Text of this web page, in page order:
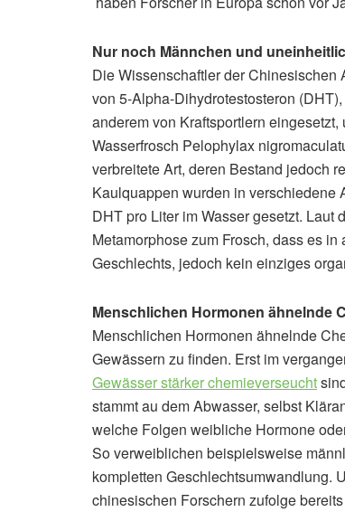
Nur noch Männchen und
Die Wissenschaftler der
von 5-Alpha-Dihydrotestosteron
anderem von Kraftsportlern
Wasserfrosch Pelophylax
verbreitete Art, deren Bestand jedoch
Kaulquappen wurden in verschiedene
DHT pro Liter im Wasser gesetzt.
Metamorphose zum Frosch, dass es
Geschlechts, jedoch kein einziges
Menschlichen Hormonen ähnelnde
Menschlichen Hormonen ähnelnde
Gewässern zu finden. Erst im
Gewässer stärker chemieverseucht
stammt au dem Abwasser, selbst
welche Folgen weibliche Hormone
So verweiblichen beispielsweise
kompletten Geschlechtsumwandlung.
chinesischen Forschern zufolge